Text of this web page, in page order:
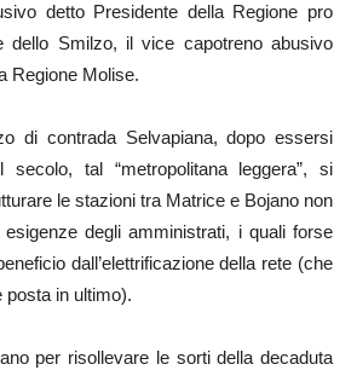
detto Presidente della Regione pro
dello Smilzo, il vice capotreno abusivo
Regione Molise.
di contrada Selvapiana, dopo essersi
secolo, tal “metropolitana leggera”, si
le stazioni tra Matrice e Bojano non
degli amministrati, i quali forse
dall’elettrificazione della rete (che
posta in ultimo).
per risollevare le sorti della decaduta